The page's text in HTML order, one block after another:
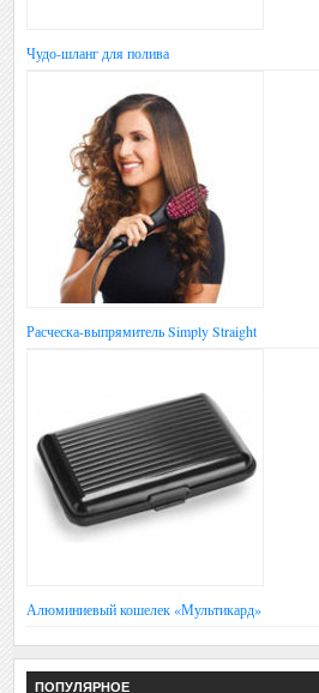
Чудо-шланг для полива
Расческа-выпрямитель Simply Straight
Алюминиевый кошелек «Мультикард»
ПОПУЛЯРНОЕ